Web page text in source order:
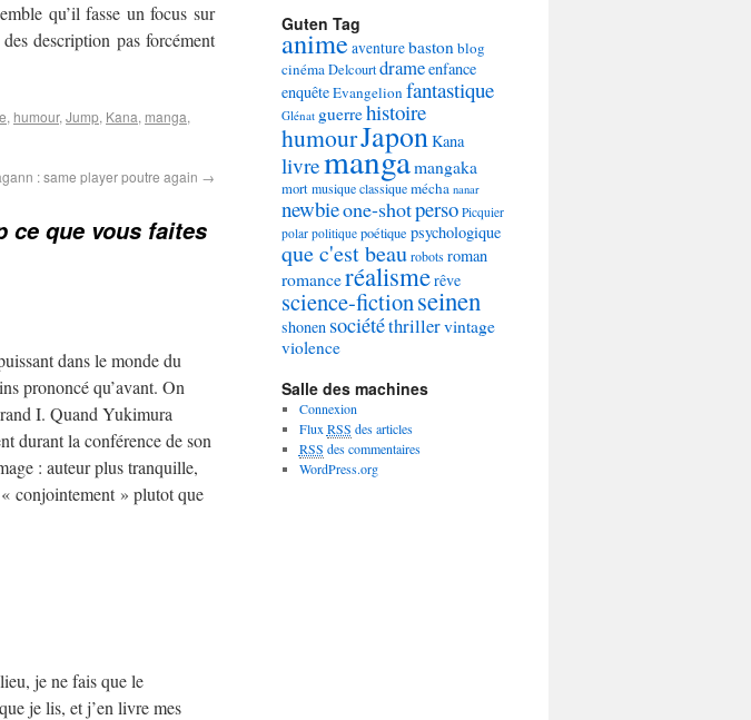
qu’il fasse un focus sur
description pas forcément
, humour, Jump, Kana, manga,
: same player poutre again →
ce que vous faites
dans le monde du
prononcé qu’avant. On
I. Quand Yukimura
durant la conférence de son
: auteur plus tranquille,
conjointement » plutot que
je ne fais que le
je lis, et j’en livre mes
Guten Tag
animeaventurebaston blog
cinémaDelcourtdrameenfance
enquêteEvangelion fantastique
Glénat guerrehistoire
humourJapon Kana
livremangamangaka
mortmusique classiquemécha nanar
newbieone-shotperso Picquier
polar politique poétique psychologique
que c'est beaurobotsroman
romanceréalismerêve
science-fictionseinen
shonen sociététhrillervintage
violence
Salle des machines
Connexion
Flux RSS des articles
RSS des commentaires
WordPress.org